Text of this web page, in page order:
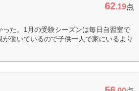
62.19点
た。1月の受験シーズンは毎日自習室で
働いているので子供一人で家にいるより